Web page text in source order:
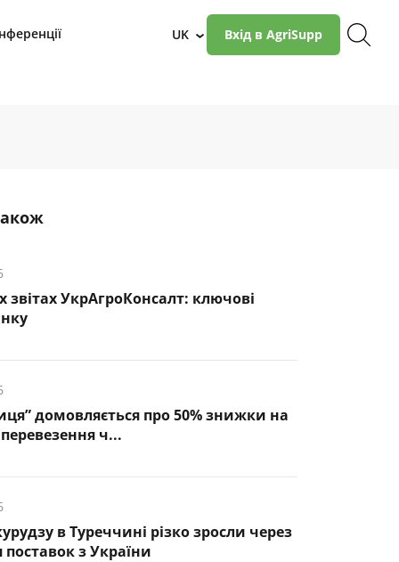
UK › Вхід в AgriSupp
звітах УкрАгроКонсалт: ключові
домовляється про 50% знижки на
ч...
в Туреччині різко зросли через
з України